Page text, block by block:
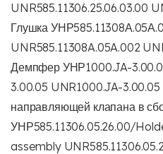
UNR585.11306.25.06.03.00
Глушка
UNR585.11308A.05A.002
Демпфер УНР1000.JA-
3.00.05 UNR1000.JA-3.00.05
направляющей клапана в
УНР585.11306.05.26.00/
assembly